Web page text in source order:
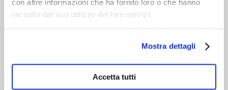
con altre informazioni che ha fornito loro o che hanno
raccolto dal suo utilizzo dei loro servizi.
Mostra dettagli
Accetta tutti